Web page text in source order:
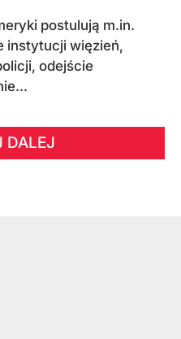
postulują m.in.
instytucji więzień,
odejście
DALEJ